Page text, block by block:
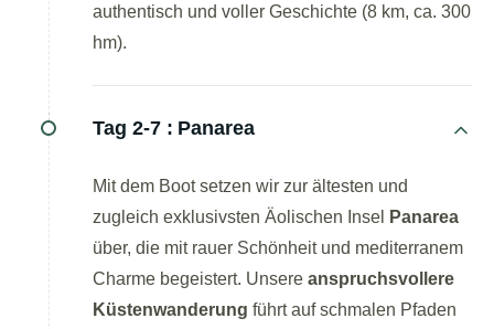
authentisch und voller Geschichte (8 km, ca. 300
hm).
Tag 2-7 : Panarea
Mit dem Boot setzen wir zur ältesten und
zugleich exklusivsten Äolischen Insel
Panarea
über, die mit rauer Schönheit und mediterranem
Charme begeistert. Unsere anspruchsvollere
Küstenwanderung führt auf schmalen Pfaden